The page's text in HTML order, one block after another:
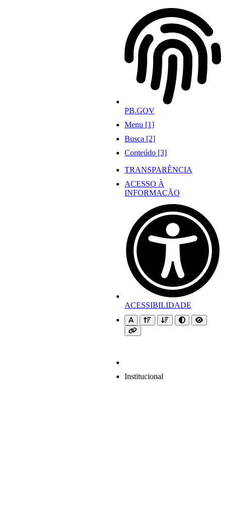
PB.GOV
Menu [1]
Busca [2]
Conteúdo [3]
TRANSPARÊNCIA
ACESSO À
INFORMAÇÃO
ACESSIBILIDADE
Institucional